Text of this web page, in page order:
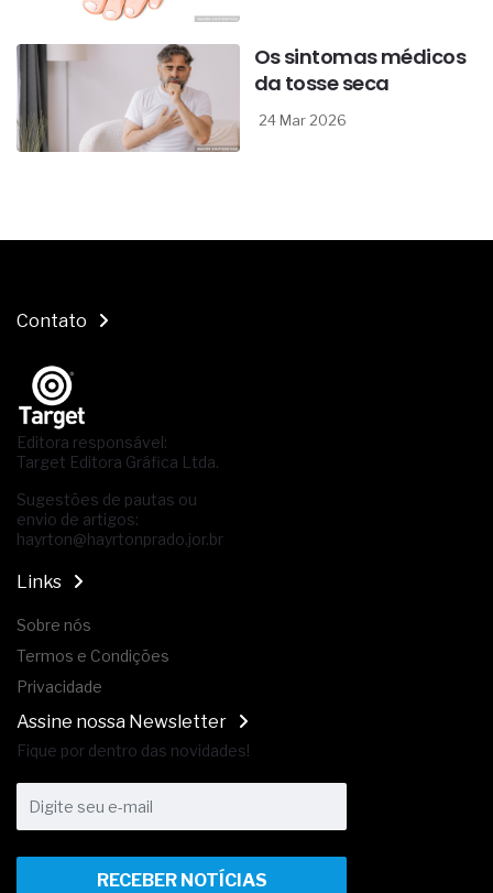
Os sintomas médicos
da tosse seca
24 Mar 2026
Contato
Editora responsável:
Target Editora Gráfica Ltda.
Sugestões de pautas ou
envio de artigos:
hayrton@hayrtonprado.jor.br
Links
Sobre nós
Termos e Condições
Privacidade
Assine nossa Newsletter
Fique por dentro das novidades!
RECEBER NOTÍCIAS